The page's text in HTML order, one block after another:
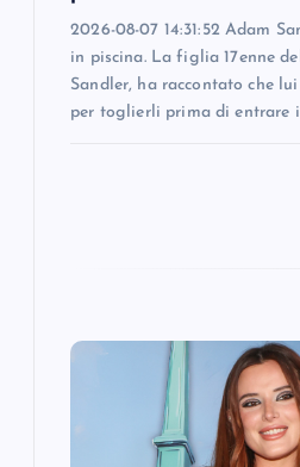
2026-08-07 14:31:52 Adam
in piscina. La figlia 17enne
Sandler, ha raccontato che
per toglierli prima di entrare